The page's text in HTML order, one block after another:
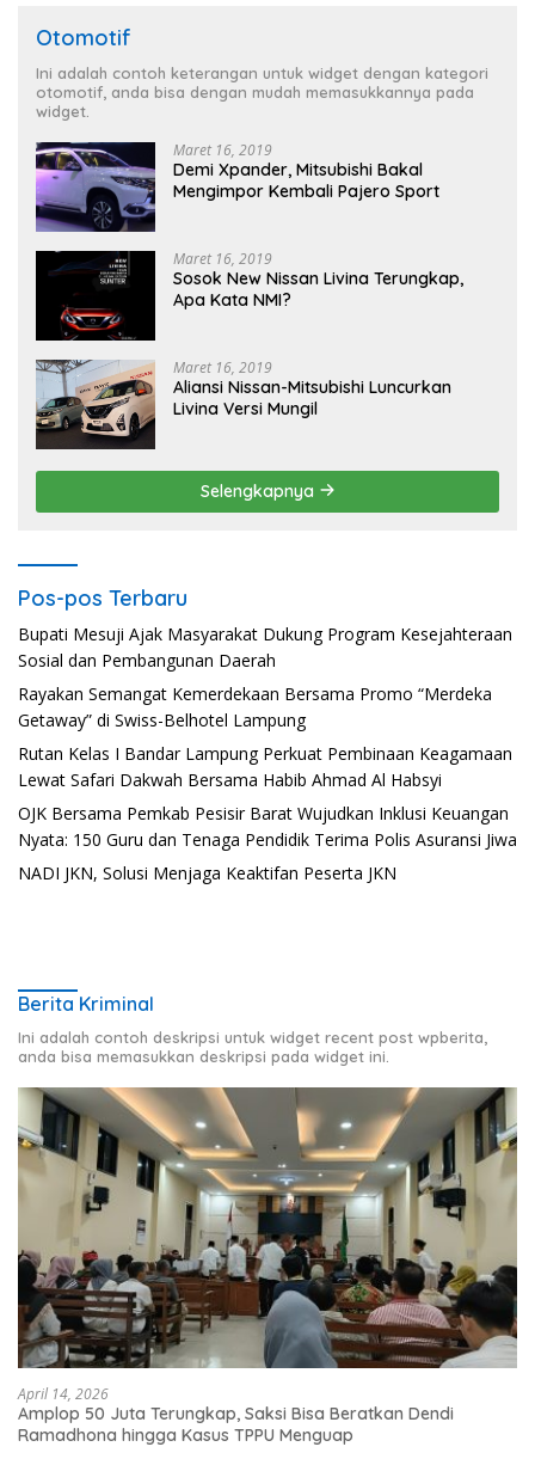
Otomotif
Ini adalah contoh keterangan untuk widget dengan kategori
otomotif, anda bisa dengan mudah memasukkannya pada
widget.
Maret 16, 2019
Demi Xpander, Mitsubishi Bakal
Mengimpor Kembali Pajero Sport
Maret 16, 2019
Sosok New Nissan Livina Terungkap,
Apa Kata NMI?
Maret 16, 2019
Aliansi Nissan-Mitsubishi Luncurkan
Livina Versi Mungil
Selengkapnya
Pos-pos Terbaru
Bupati Mesuji Ajak Masyarakat Dukung Program Kesejahteraan
Sosial dan Pembangunan Daerah
Rayakan Semangat Kemerdekaan Bersama Promo “Merdeka
Getaway” di Swiss-Belhotel Lampung
Rutan Kelas I Bandar Lampung Perkuat Pembinaan Keagamaan
Lewat Safari Dakwah Bersama Habib Ahmad Al Habsyi
OJK Bersama Pemkab Pesisir Barat Wujudkan Inklusi Keuangan
Nyata: 150 Guru dan Tenaga Pendidik Terima Polis Asuransi Jiwa
NADI JKN, Solusi Menjaga Keaktifan Peserta JKN
Berita Kriminal
Ini adalah contoh deskripsi untuk widget recent post wpberita,
anda bisa memasukkan deskripsi pada widget ini.
April 14, 2026
Amplop 50 Juta Terungkap, Saksi Bisa Beratkan Dendi
Ramadhona hingga Kasus TPPU Menguap